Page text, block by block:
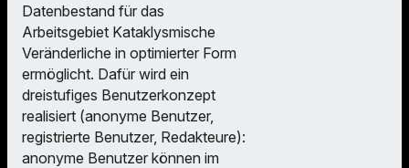
Datenbestand für das
Arbeitsgebiet Kataklysmische
Veränderliche in optimierter Form
ermöglicht. Dafür wird ein
dreistufiges Benutzerkonzept
realisiert (anonyme Benutzer,
registrierte Benutzer, Redakteure):
anonyme Benutzer können im